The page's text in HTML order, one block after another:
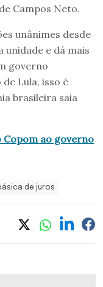
Campos Neto.
unânimes desde
unidade e dá mais
governo
Lula, isso é
brasileira saia
ao governo
de juros